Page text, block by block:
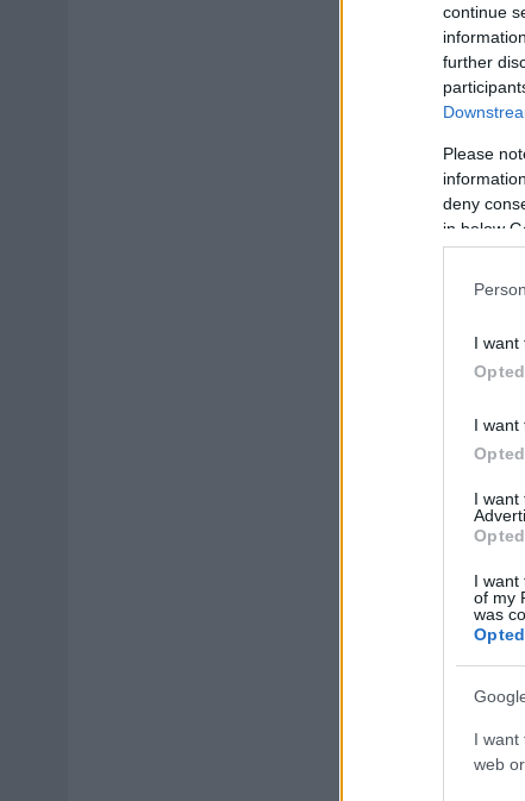
continue
further
Please
deny
in below
I want
I want
I want
I want
of my
was
I want
web